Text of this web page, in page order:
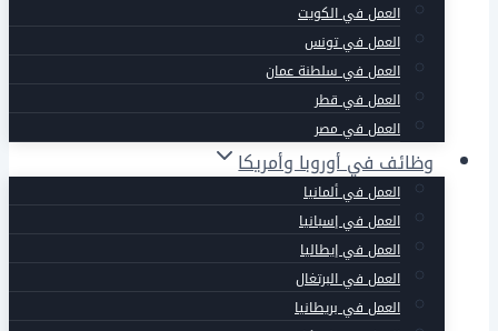
العمل في الكويت
العمل في تونس
العمل في سلطنة عمان
العمل في قطر
العمل في مصر
وظائف في أوروبا وأمريكا
العمل في ألمانيا
العمل في إسبانيا
العمل في إيطاليا
العمل في البرتغال
العمل في بريطانيا